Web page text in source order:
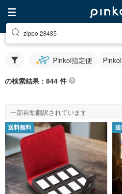
zippo 28485
Pinkoi指定便
の検索結果：844 件
一部自動翻訳されています
送料無料